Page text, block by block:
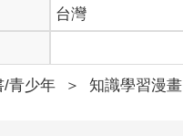
台灣
/青少年 ＞ 知識學習漫畫